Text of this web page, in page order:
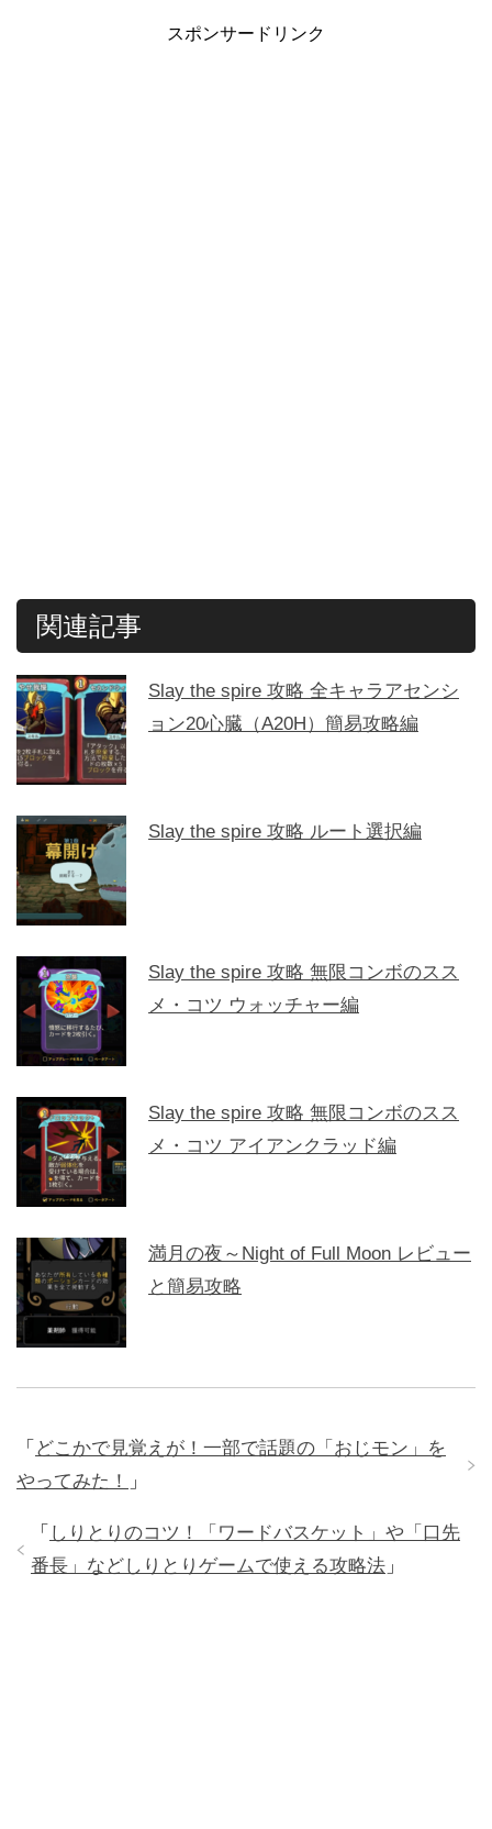
スポンサードリンク
関連記事
Slay the spire 攻略 全キャラアセンシ
ョン20心臓（A20H）簡易攻略編
Slay the spire 攻略 ルート選択編
Slay the spire 攻略 無限コンボのスス
メ・コツ ウォッチャー編
Slay the spire 攻略 無限コンボのスス
メ・コツ アイアンクラッド編
満月の夜～Night of Full Moon レビュー
と簡易攻略
「 どこかで見覚えが！一部で話題の「おじモン」を
やってみた！
」
「 しりとりのコツ！「ワードバスケット」や「口先
番長」などしりとりゲームで使える攻略法 」